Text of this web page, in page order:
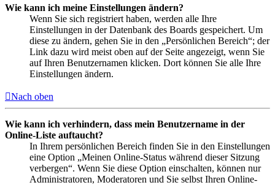
Wie kann ich meine Einstellungen ändern?
Wenn Sie sich registriert haben, werden alle Ihre
Einstellungen in der Datenbank des Boards gespeichert. Um
diese zu ändern, gehen Sie in den „Persönlichen Bereich“; der
Link dazu wird meist oben auf der Seite angezeigt, wenn Sie
auf Ihren Benutzernamen klicken. Dort können Sie alle Ihre
Einstellungen ändern.
Nach oben
Wie kann ich verhindern, dass mein Benutzername in der
Online-Liste auftaucht?
In Ihrem persönlichen Bereich finden Sie in den Einstellungen
eine Option „Meinen Online-Status während dieser Sitzung
verbergen“. Wenn Sie diese Option einschalten, können nur
Administratoren, Moderatoren und Sie selbst Ihren Online-